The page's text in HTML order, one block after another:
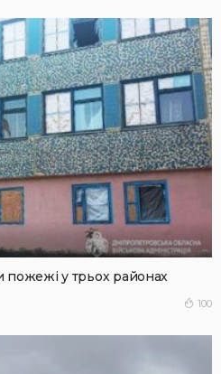
у трьох районах
100